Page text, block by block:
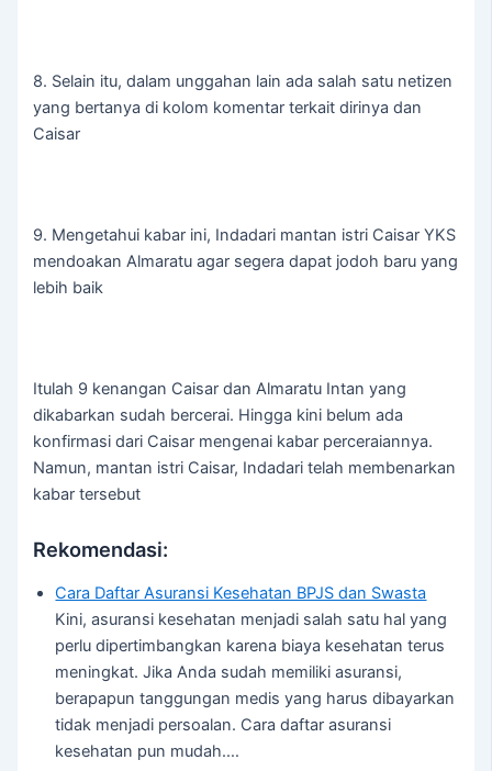
8. Selain itu, dalam unggahan lain ada salah satu netizen
yang bertanya di kolom komentar terkait dirinya dan
Caisar
9. Mengetahui kabar ini, Indadari mantan istri Caisar YKS
mendoakan Almaratu agar segera dapat jodoh baru yang
lebih baik
Itulah 9 kenangan Caisar dan Almaratu Intan yang
dikabarkan sudah bercerai. Hingga kini belum ada
konfirmasi dari Caisar mengenai kabar perceraiannya.
Namun, mantan istri Caisar, Indadari telah membenarkan
kabar tersebut
Rekomendasi:
Cara Daftar Asuransi Kesehatan BPJS dan Swasta
Kini, asuransi kesehatan menjadi salah satu hal yang
perlu dipertimbangkan karena biaya kesehatan terus
meningkat. Jika Anda sudah memiliki asuransi,
berapapun tanggungan medis yang harus dibayarkan
tidak menjadi persoalan. Cara daftar asuransi
kesehatan pun mudah.…